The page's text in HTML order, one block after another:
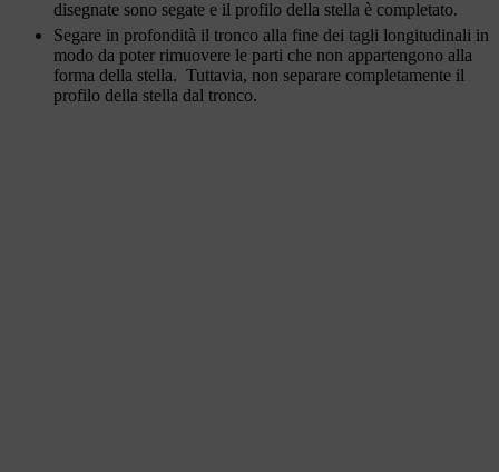
disegnate sono segate e il profilo della stella è completato.
Segare in profondità il tronco alla fine dei tagli longitudinali in
modo da poter rimuovere le parti che non appartengono alla
forma della stella. Tuttavia, non separare completamente il
profilo della stella dal tronco.